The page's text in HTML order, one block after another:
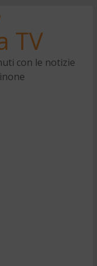
TV
con le notizie